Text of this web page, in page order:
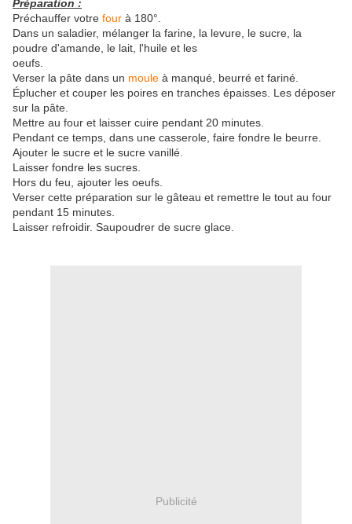
Préparation :
Préchauffer votre four à 180°.
Dans un saladier, mélanger la farine, la levure, le sucre, la
poudre d'amande, le lait, l'huile et les
oeufs.
Verser la pâte dans un moule à manqué, beurré et fariné.
Éplucher et couper les poires en tranches épaisses. Les déposer
sur la pâte.
Mettre au four et laisser cuire pendant 20 minutes.
Pendant ce temps, dans une casserole, faire fondre le beurre.
Ajouter le sucre et le sucre vanillé.
Laisser fondre les sucres.
Hors du feu, ajouter les oeufs.
Verser cette préparation sur le gâteau et remettre le tout au four
pendant 15 minutes.
Laisser refroidir. Saupoudrer de sucre glace.
Publicité